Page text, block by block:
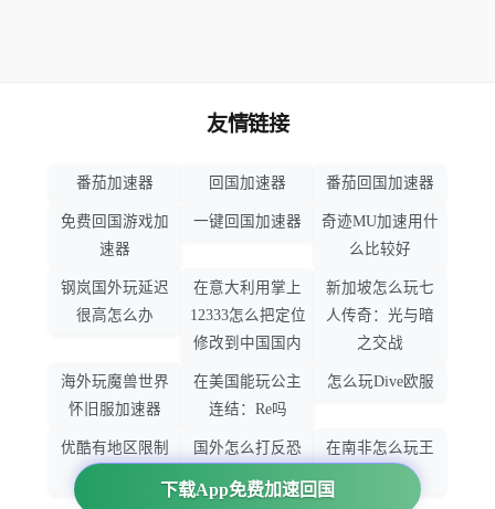
下载App免费加速回国
友情链接
番茄加速器 回国加速器 番茄回国加速器
免费回国游戏加
速器
一键回国加速器
奇迹MU加速用什
么比较好
钢岚国外玩延迟
很高怎么办
在意大利用掌上
12333怎么把定位
修改到中国国内
新加坡怎么玩七
人传奇：光与暗
之交战
海外玩魔兽世界
怀旧服加速器
在美国能玩公主
连结：Re吗
怎么玩Dive欧服
优酷有地区限制
国外怎么打反恐
精英：全球攻势
在南非怎么玩王